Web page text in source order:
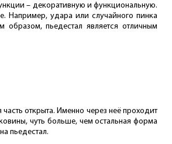
– декоративную и функциональную.
Например, удара или случайного пинка
пьедестал является отличным
открыта. Именно через неё проходит
чуть больше, чем остальная форма
пьедестал.